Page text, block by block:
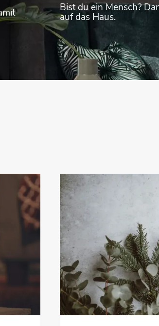
Bist du ein Mensch?
auf das Haus.